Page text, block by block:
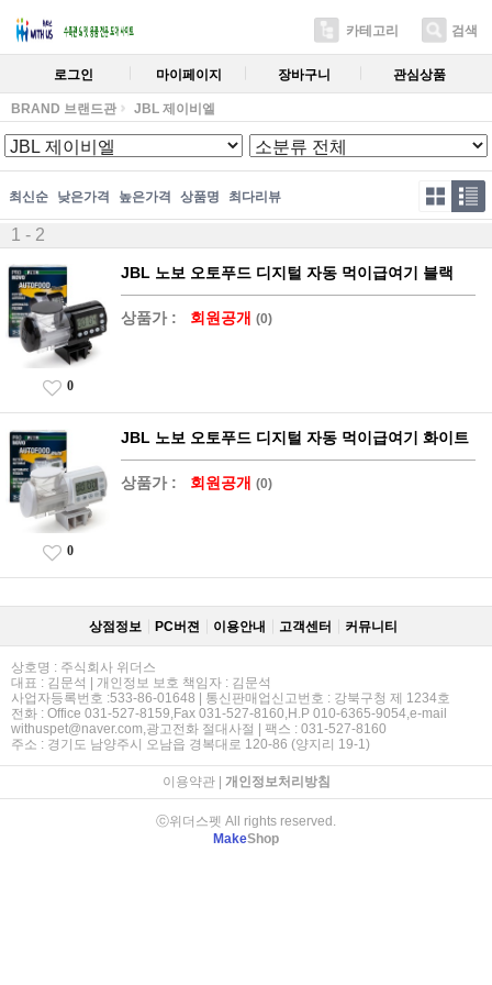
카테고리 검색
로그인 마이페이지 장바구니 관심상품
BRAND 브랜드관 JBL 제이비엘
최신순 낮은가격 높은가격 상품명 최다리뷰
1 - 2
JBL 노보 오토푸드 디지털 자동 먹이급여기 블랙
상품가 : 회원공개 (0)
0
JBL 노보 오토푸드 디지털 자동 먹이급여기 화이트
상품가 : 회원공개 (0)
0
상점정보 PC버젼 이용안내 고객센터 커뮤니티
상호명 : 주식회사 위더스
대표 : 김문석 | 개인정보 보호 책임자 : 김문석
사업자등록번호 :533-86-01648 | 통신판매업신고번호 : 강북구청 제 1234호
전화 : Office 031-527-8159,Fax 031-527-8160,H.P 010-6365-9054,e-mail
withuspet@naver.com,광고전화 절대사절 | 팩스 : 031-527-8160
주소 : 경기도 남양주시 오남읍 경복대로 120-86 (양지리 19-1)
이용약관| 개인정보처리방침
ⓒ위더스펫 All rights reserved.
MakeShop